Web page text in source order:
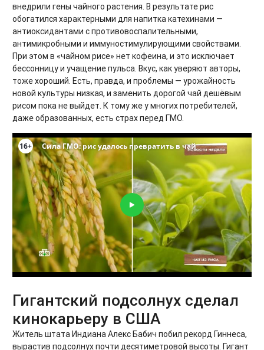
внедрили гены чайного растения. В результате рис
обогатился характерными для напитка катехинами —
антиоксидантами с противовоспалительными,
антимикробными и иммуностимулирующими свойствами.
При этом в «чайном рисе» нет кофеина, и это исключает
бессонницу и учащение пульса. Вкус, как уверяют авторы,
тоже хороший. Есть, правда, и проблемы — урожайность
новой культуры низкая, и заменить дорогой чай дешёвым
рисом пока не выйдет. К тому же у многих потребителей,
даже образованных, есть страх перед ГМО.
Гигантский подсолнух сделал
кинокарьеру в США
Житель штата Индиана Алекс Бабич побил рекорд Гиннеса,
вырастив подсолнух почти десятиметровой высоты. Гигант